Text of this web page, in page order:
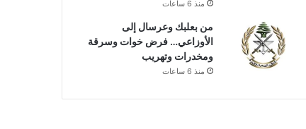
منذ 6 ساعات
من بعلبك وعرسال إلى
الأوزاعي… فرض خوات وسرقة
ومخدرات وتهريب
منذ 6 ساعات